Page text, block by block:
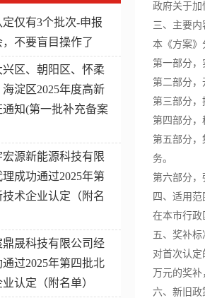
定仅有3个批次-申报
不要盲目操作了
区、朝阳区、怀柔
淀区2025年度高新
知(第一批补充备案
源新能源科技有限
成功通过2025年第
术企业认定（附名
晟科技有限公司经
过2025年第四批北
认定（附名单）
政府关于加
三、主要内
本《方案》
第一部分，
第二部分，
第三部分，
第四部分，
第五部分
务。
第六部分，
四、适用范
在本市行政
五、奖补标
对首次认
万元的奖补
六、新旧政